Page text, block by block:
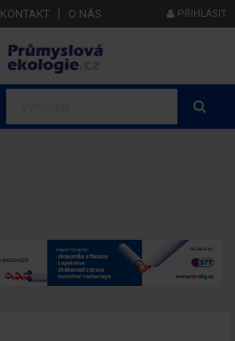
KONTAKT O NÁS PŘIHLÁSIT